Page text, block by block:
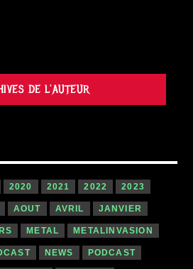
DE L'AUTEUR
2020 2021 2022 2023
AOUT AVRIL JANVIER
METAL METALINVASION
NEWS PODCAST